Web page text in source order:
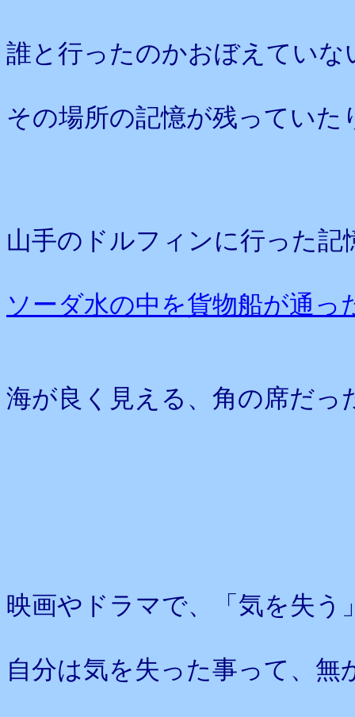
誰と行ったのかおぼえていな
その場所の記憶が残っていた
山手のドルフィンに行った記
ソーダ水の中を貨物船が通っ
海が良く見える、角の席だっ
映画やドラマで、「気を失
自分は気を失った事って、無